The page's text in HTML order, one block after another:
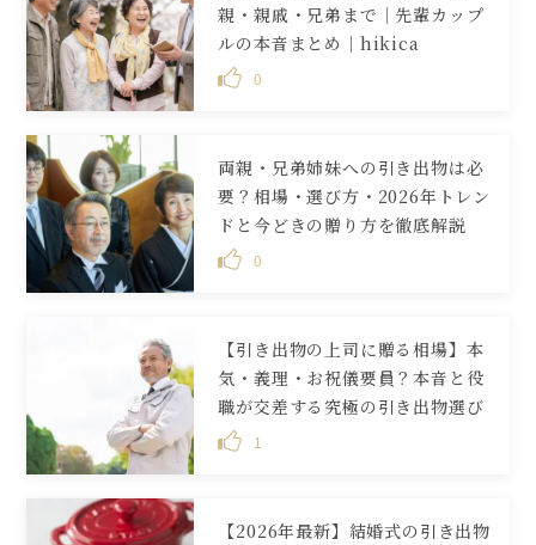
親・親戚・兄弟まで｜先輩カップ
ルの本音まとめ｜hikica
0
両親・兄弟姉妹への引き出物は必
要？相場・選び方・2026年トレン
ドと今どきの贈り方を徹底解説
0
【引き出物の上司に贈る相場】本
気・義理・お祝儀要員？本音と役
職が交差する究極の引き出物選び
1
【2026年最新】結婚式の引き出物